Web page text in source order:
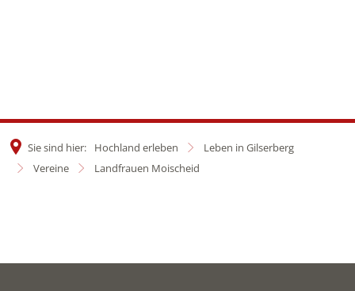
Sie sind hier: Hochland erleben
Leben in Gilserberg
Vereine
Landfrauen Moischeid